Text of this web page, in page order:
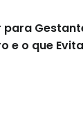
e o que